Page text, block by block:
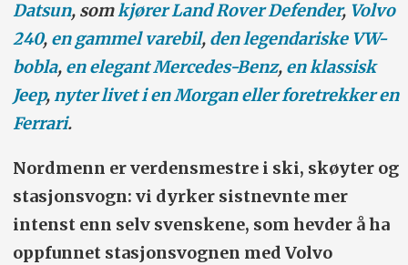
har enkelte importører helt droppet å
importere sedaner.
2000: Totalt 97.295 St.v: 36.145. 2010:
Totalt: 127.751. St. v: 36.071. 2015:
Totalt: 150.686. St. v: 35.133. 2020:
Totalt: 141.412. St. v: 13.549
Datsun, somkjører Land Rover Defender, Volvo
240, en gammel varebil, den legendariske VW-
bobla, en elegant Mercedes-Benz, en klassisk
Jeep,nyter livet i en Morgan eller foretrekker en
Ferrari.
Nordmenn er verdensmestre i ski, skøyter og
stasjonsvogn: vi dyrker sistnevnte mer
intenst enn selv svenskene, som hevder å ha
oppfunnet stasjonsvognen med Volvo